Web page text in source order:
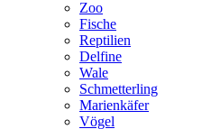
Zoo
Fische
Reptilien
Delfine
Wale
Schmetterling
Marienkäfer
Vögel